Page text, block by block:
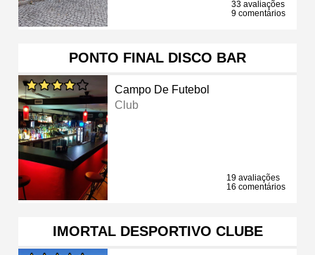
33 avaliações
9 comentários
PONTO FINAL DISCO BAR
Campo De Futebol
Club
19 avaliações
16 comentários
IMORTAL DESPORTIVO CLUBE